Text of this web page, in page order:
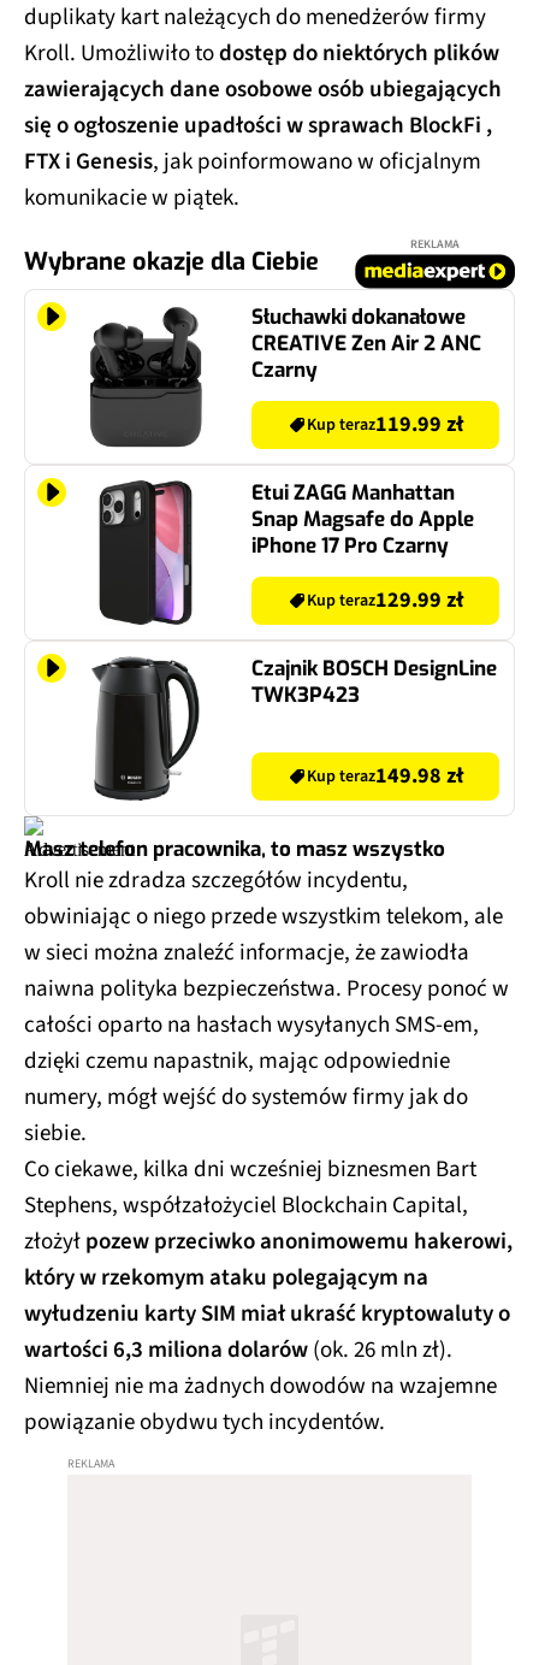
duplikaty kart należących do menedżerów firmy
Kroll. Umożliwiło todostęp do niektórych plików
zawierających dane osobowe osób ubiegających
się o ogłoszenie upadłości w sprawach BlockFi ,
FTX i Genesis, jak poinformowano w oficjalnym
komunikacie w piątek.
Wybrane okazje dla Ciebie
REKLAMA
Słuchawki dokanałowe
CREATIVE Zen Air 2 ANC
Czarny
Kup teraz119.99 zł
Etui ZAGG Manhattan
Snap Magsafe do Apple
iPhone 17 Pro Czarny
Kup teraz129.99 zł
Czajnik BOSCH DesignLine
TWK3P423
Kup teraz149.98 zł
Masz telefon pracownika, to masz wszystko
Kroll nie zdradza szczegółów incydentu,
obwiniając o niego przede wszystkim telekom, ale
w sieci można znaleźć informacje, że zawiodła
naiwna polityka bezpieczeństwa. Procesy ponoć w
całości oparto na hasłach wysyłanych SMS-em,
dzięki czemu napastnik, mając odpowiednie
numery, mógł wejść do systemów firmy jak do
siebie.
Co ciekawe, kilka dni wcześniej biznesmen Bart
Stephens, współzałożyciel Blockchain Capital,
złożyłpozew przeciwko anonimowemu hakerowi,
który w rzekomym ataku polegającym na
wyłudzeniu karty SIM miał ukraść kryptowaluty o
wartości 6,3 miliona dolarów(ok. 26 mln zł).
Niemniej nie ma żadnych dowodów na wzajemne
powiązanie obydwu tych incydentów.